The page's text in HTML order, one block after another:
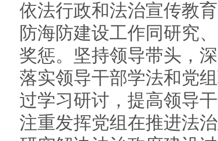
依法行政和法治宣传教
防海防建设工作同研究
奖惩。坚持领导带头，
落实领导干部学法和党
过学习研讨，提高领导
注重发挥党组在推进法